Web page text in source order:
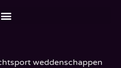
weddenschappen